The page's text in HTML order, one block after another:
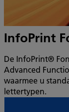
InfoPrint
De InfoPrint®
Advanced
waarmee u
lettertypen.